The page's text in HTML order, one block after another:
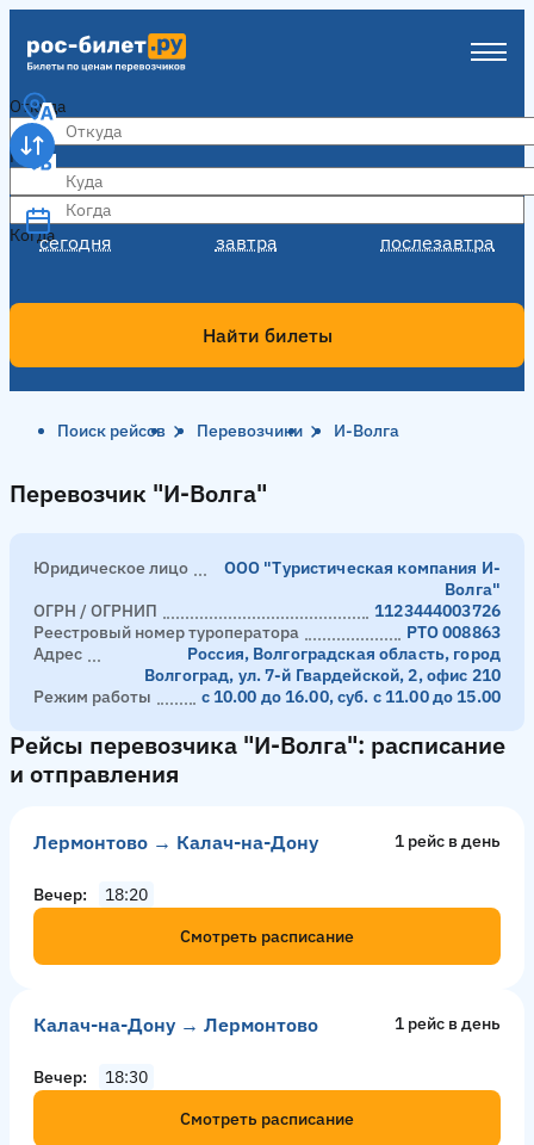
Откуда
Куда
Когда
сегодня завтра послезавтра
Когда
Найти билеты
Поиск рейсов Перевозчики И-Волга
Перевозчик "И-Волга"
Перевозчик "И-Волга"
Юридическое лицо
ООО "Туристическая компания И-
Волга"
ОГРН / ОГРНИП
1123444003726
Реестровый номер туроператора
РТО 008863
Адрес
Россия, Волгоградская область, город
Волгоград, ул. 7-й Гвардейской, 2, офис 210
Режим работы
с 10.00 до 16.00, суб. с 11.00 до 15.00
Рейсы перевозчика "И-Волга": расписание
и отправления
Лермонтово → Калач-на-Дону 1 рейс в день
Вечер
18:20
Смотреть расписание
Калач-на-Дону → Лермонтово 1 рейс в день
Вечер
18:30
Смотреть расписание